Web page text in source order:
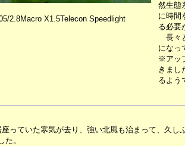
2.8Macro X1.5Telecon Speedlight
然生態
に時間
る必要
長々
になっ
※アッ
きまし
るよう
っていた寒気が去り、強い北風も治まって、久し
。